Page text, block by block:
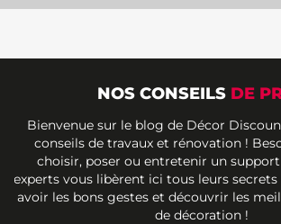
NOS CONSEILS DE
Bienvenue sur le blog de Décor
conseils de travaux et rénovation !
choisir, poser ou entretenir un
experts vous libèrent ici tous leurs
avoir les bons gestes et découvrir les
de décoration !